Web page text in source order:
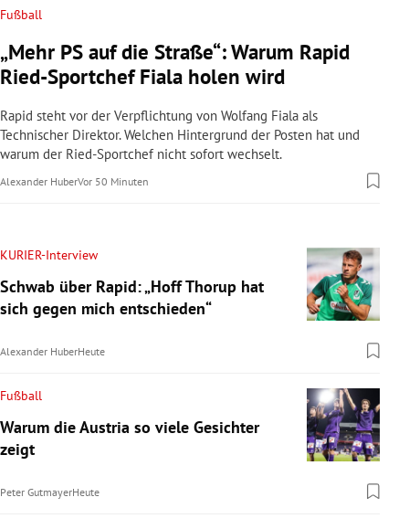
Fußball
„Mehr PS auf die Straße“: Warum Rapid
Ried-Sportchef Fiala holen wird
Rapid steht vor der Verpflichtung von Wolfang Fiala als
Technischer Direktor. Welchen Hintergrund der Posten hat und
warum der Ried-Sportchef nicht sofort wechselt.
Alexander HuberVor 50 Minuten
KURIER-Interview
Schwab über Rapid: „Hoff Thorup hat
sich gegen mich entschieden“
Alexander HuberHeute
Fußball
Warum die Austria so viele Gesichter
zeigt
Peter GutmayerHeute